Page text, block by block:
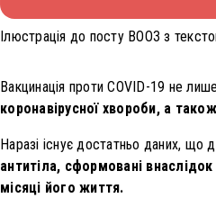
Ілюстрація до посту ВООЗ з
Вакцинація проти COVID-19 не
коронавірусної хвороби, а
Наразі існує достатньо даних, що
антитіла, сформовані
місяці його життя.